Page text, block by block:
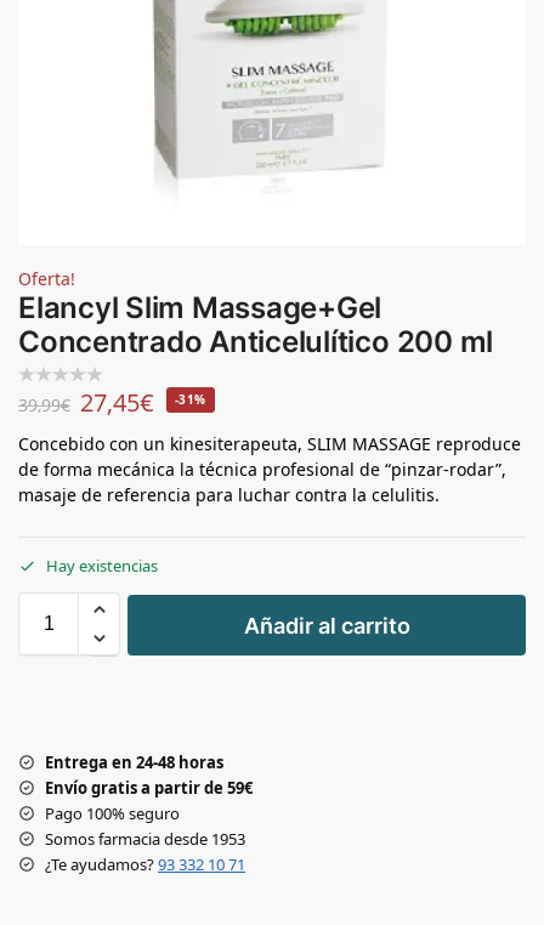
Oferta!
Elancyl Slim Massage+Gel
Concentrado Anticelulítico 200 ml
39,99€ 27,45€ -31%
Concebido con un kinesiterapeuta, SLIM MASSAGE reproduce
de forma mecánica la técnica profesional de “pinzar-rodar”,
masaje de referencia para luchar contra la celulitis.
Hay existencias
+
-
Añadir al carrito
Entrega en 24-48 horas
Envío gratis a partir de 59€
Pago 100% seguro
Somos farmacia desde 1953
¿Te ayudamos?93 332 10 71